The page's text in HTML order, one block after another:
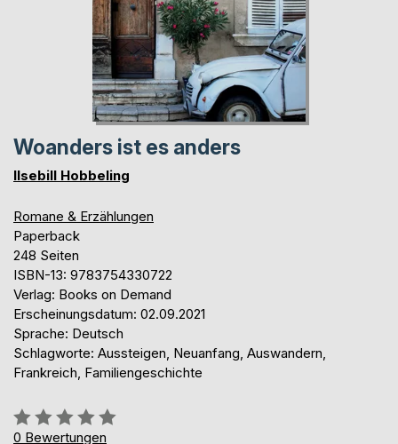
Woanders ist es anders
Ilsebill Hobbeling
Romane & Erzählungen
Paperback
248 Seiten
ISBN-13: 9783754330722
Verlag: Books on Demand
Erscheinungsdatum: 02.09.2021
Sprache: Deutsch
Schlagworte: Aussteigen, Neuanfang, Auswandern,
Frankreich, Familiengeschichte
Bewertung::
0%
0 Bewertungen